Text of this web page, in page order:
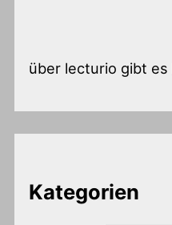
über lecturio gibt es
Kategorien